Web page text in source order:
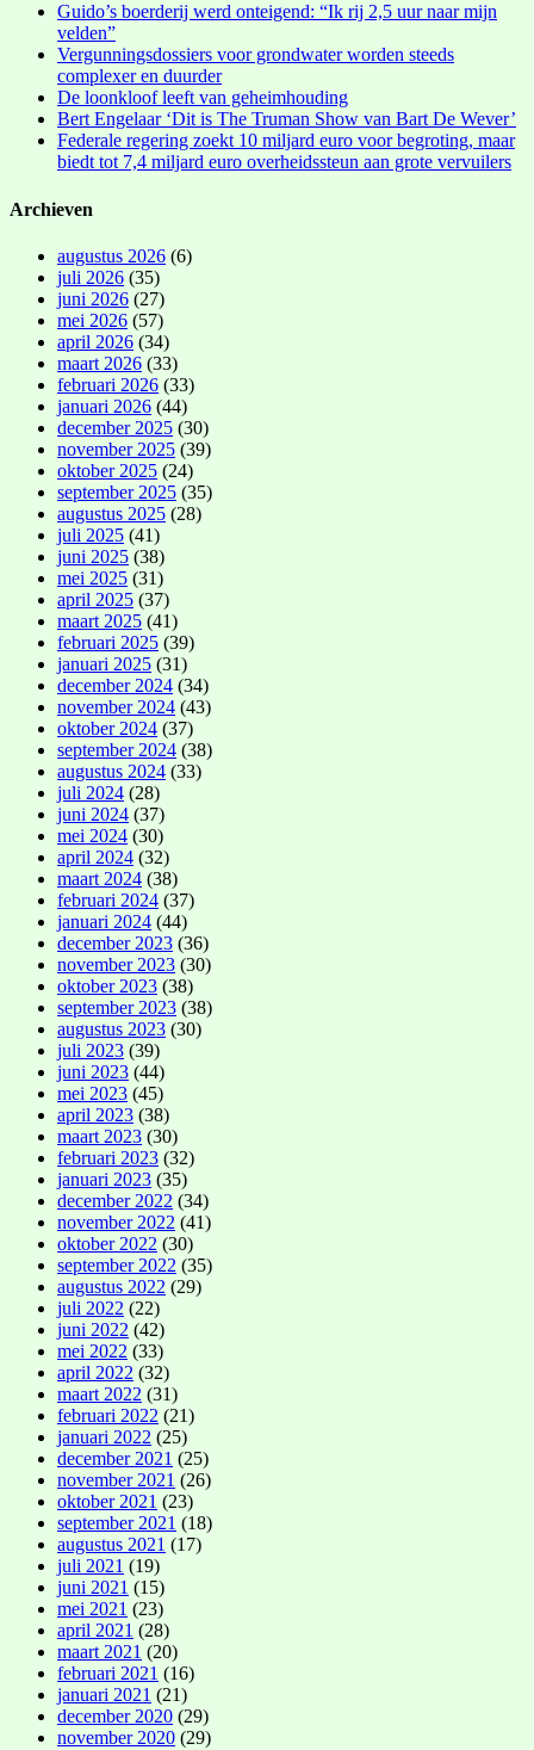
Guido’s boerderij werd onteigend: “Ik rij 2,5 uur naar mijn
velden”
Vergunningsdossiers voor grondwater worden steeds
complexer en duurder
De loonkloof leeft van geheimhouding
Bert Engelaar ‘Dit is The Truman Show van Bart De Wever’
Federale regering zoekt 10 miljard euro voor begroting, maar
biedt tot 7,4 miljard euro overheidssteun aan grote vervuilers
Archieven
augustus 2026 (6)
juli 2026 (35)
juni 2026 (27)
mei 2026 (57)
april 2026 (34)
maart 2026 (33)
februari 2026 (33)
januari 2026 (44)
december 2025 (30)
november 2025 (39)
oktober 2025 (24)
september 2025 (35)
augustus 2025 (28)
juli 2025 (41)
juni 2025 (38)
mei 2025 (31)
april 2025 (37)
maart 2025 (41)
februari 2025 (39)
januari 2025 (31)
december 2024 (34)
november 2024 (43)
oktober 2024 (37)
september 2024 (38)
augustus 2024 (33)
juli 2024 (28)
juni 2024 (37)
mei 2024 (30)
april 2024 (32)
maart 2024 (38)
februari 2024 (37)
januari 2024 (44)
december 2023 (36)
november 2023 (30)
oktober 2023 (38)
september 2023 (38)
augustus 2023 (30)
juli 2023 (39)
juni 2023 (44)
mei 2023 (45)
april 2023 (38)
maart 2023 (30)
februari 2023 (32)
januari 2023 (35)
december 2022 (34)
november 2022 (41)
oktober 2022 (30)
september 2022 (35)
augustus 2022 (29)
juli 2022 (22)
juni 2022 (42)
mei 2022 (33)
april 2022 (32)
maart 2022 (31)
februari 2022 (21)
januari 2022 (25)
december 2021 (25)
november 2021 (26)
oktober 2021 (23)
september 2021 (18)
augustus 2021 (17)
juli 2021 (19)
juni 2021 (15)
mei 2021 (23)
april 2021 (28)
maart 2021 (20)
februari 2021 (16)
januari 2021 (21)
december 2020 (29)
november 2020 (29)